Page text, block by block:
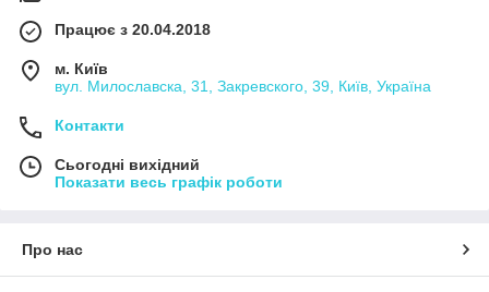
Працює з 20.04.2018
м. Київ
вул. Милославска, 31, Закревского, 39, Київ, Україна
Контакти
Сьогодні вихідний
Показати весь графік роботи
Про нас